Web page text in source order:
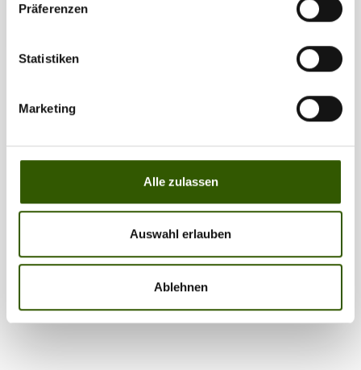
Präferenzen
Statistiken
Marketing
Alle zulassen
Auswahl erlauben
Ablehnen
ans Limit gebracht wird. Mehr zum Boot in diesem Video.
Partner